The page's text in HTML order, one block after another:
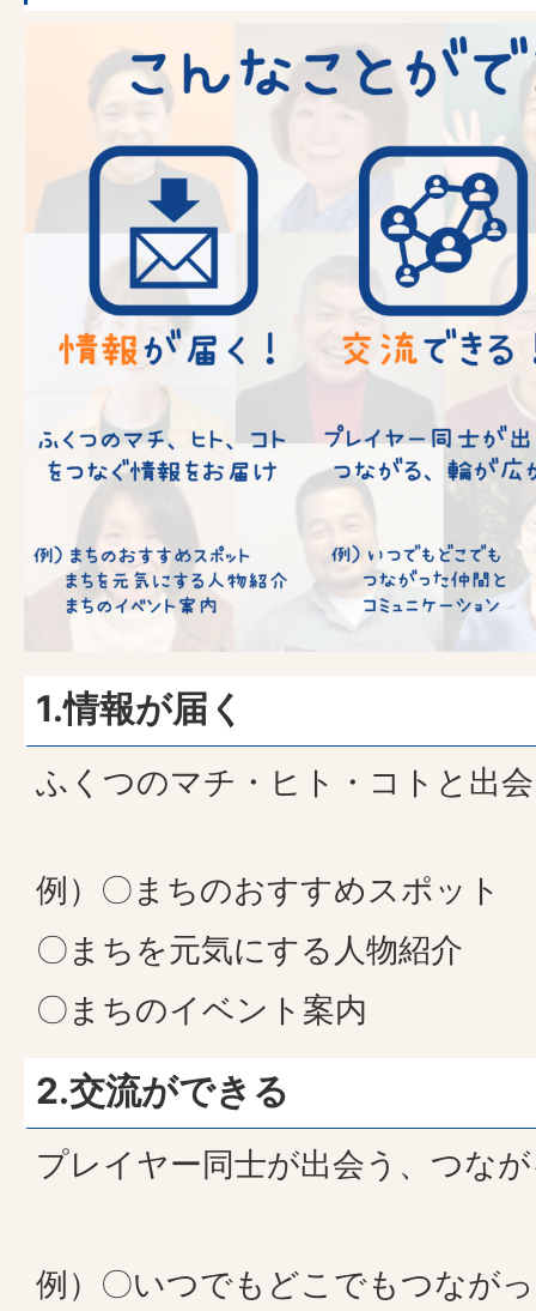
1.情報が届く
ふくつのマチ・ヒト・コトと出
例）〇まちのおすすめスポット
〇まちを元気にする人物紹介
〇まちのイベント案内
2.交流ができる
プレイヤー同士が出会う、つな
例）〇いつでもどこでもつなが